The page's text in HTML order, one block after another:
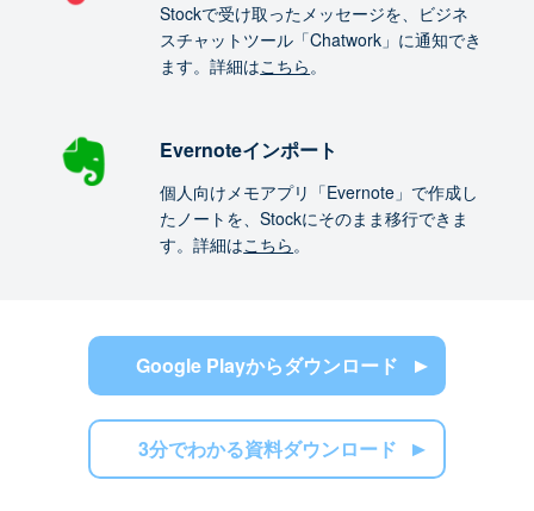
Stockで受け取ったメッセージを、ビジネ
スチャットツール「Chatwork」に通知でき
ます。詳細はこちら。
Evernoteインポート
個人向けメモアプリ「Evernote」で作成し
たノートを、Stockにそのまま移行できま
す。詳細はこちら。
Google Playからダウンロード
3分でわかる資料ダウンロード